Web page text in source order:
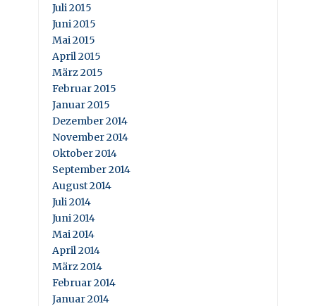
Juli 2015
Juni 2015
Mai 2015
April 2015
März 2015
Februar 2015
Januar 2015
Dezember 2014
November 2014
Oktober 2014
September 2014
August 2014
Juli 2014
Juni 2014
Mai 2014
April 2014
März 2014
Februar 2014
Januar 2014